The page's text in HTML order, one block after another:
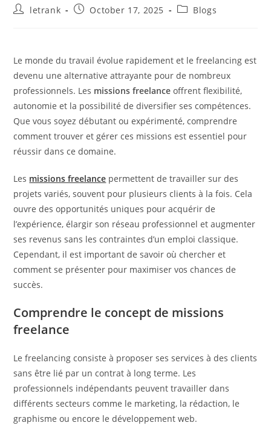
Postletrank
PostOctober 17, 2025
PostBlogs
Le monde du travail évolue rapidement et le freelancing est
devenu une alternative attrayante pour de nombreux
professionnels. Les missions freelance offrent flexibilité,
autonomie et la possibilité de diversifier ses compétences.
Que vous soyez débutant ou expérimenté, comprendre
comment trouver et gérer ces missions est essentiel pour
réussir dans ce domaine.
Les missions freelance permettent de travailler sur des
projets variés, souvent pour plusieurs clients à la fois. Cela
ouvre des opportunités uniques pour acquérir de
l’expérience, élargir son réseau professionnel et augmenter
ses revenus sans les contraintes d’un emploi classique.
Cependant, il est important de savoir où chercher et
comment se présenter pour maximiser vos chances de
succès.
Comprendre le concept de missions
freelance
Le freelancing consiste à proposer ses services à des clients
sans être lié par un contrat à long terme. Les
professionnels indépendants peuvent travailler dans
différents secteurs comme le marketing, la rédaction, le
graphisme ou encore le développement web.